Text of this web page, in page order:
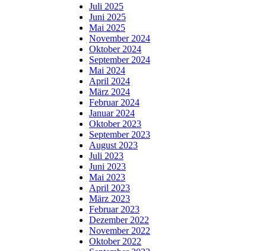
Juli 2025
Juni 2025
Mai 2025
November 2024
Oktober 2024
September 2024
Mai 2024
April 2024
März 2024
Februar 2024
Januar 2024
Oktober 2023
September 2023
August 2023
Juli 2023
Juni 2023
Mai 2023
April 2023
März 2023
Februar 2023
Dezember 2022
November 2022
Oktober 2022